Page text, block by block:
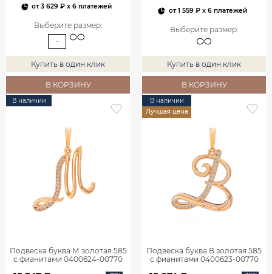
от3 629 ₽ x 6 платежей
Выберите размер:
-
Купить в один клик
В КОРЗИНУ
от1 559 ₽x 6 платежей
Выберите размер:
Купить в один клик
В КОРЗИНУ
В наличии
Подвеска буква М золотая 585
с фианитами 0400624-00770
В наличии
Лучшая цена
Подвеска буква В золотая 585
с фианитами 0400623-00770